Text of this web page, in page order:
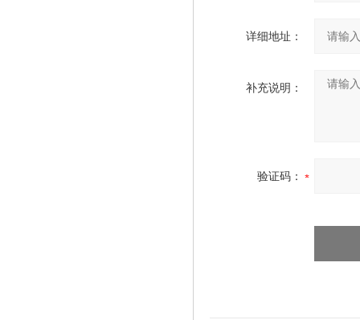
详细地址：
补充说明：
验证码：